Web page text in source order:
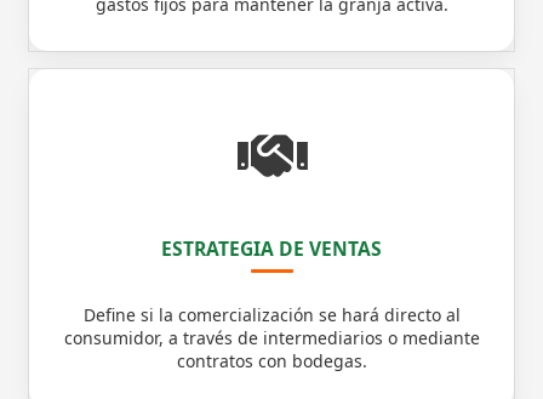
gastos fijos para mantener la granja activa.
ESTRATEGIA DE VENTAS
Define si la comercialización se hará directo al
consumidor, a través de intermediarios o mediante
contratos con bodegas.